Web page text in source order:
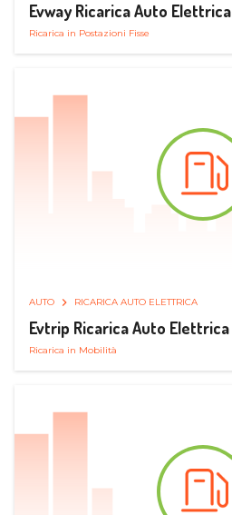
Evway Ricarica Auto Elettrica
Ricarica in Postazioni Fisse
AUTO RICARICA AUTO ELETTRICA
Evtrip Ricarica Auto Elettrica
Ricarica in Mobilità